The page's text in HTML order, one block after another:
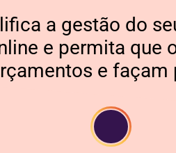
a gestão do
e permita que
e